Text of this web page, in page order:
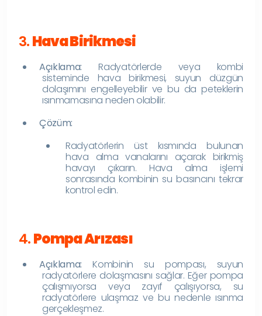
3.Hava Birikmesi
Açıklama: Radyatörlerde veya kombi
sisteminde hava birikmesi, suyun düzgün
dolaşımını engelleyebilir ve bu da peteklerin
ısınmamasına neden olabilir.
Çözüm:
Radyatörlerin üst kısmında bulunan
hava alma vanalarını açarak birikmiş
havayı çıkarın. Hava alma işlemi
sonrasında kombinin su basıncını tekrar
kontrol edin.
4.Pompa Arızası
Açıklama: Kombinin su pompası, suyun
radyatörlere dolaşmasını sağlar. Eğer pompa
çalışmıyorsa veya zayıf çalışıyorsa, su
radyatörlere ulaşmaz ve bu nedenle ısınma
gerçekleşmez.